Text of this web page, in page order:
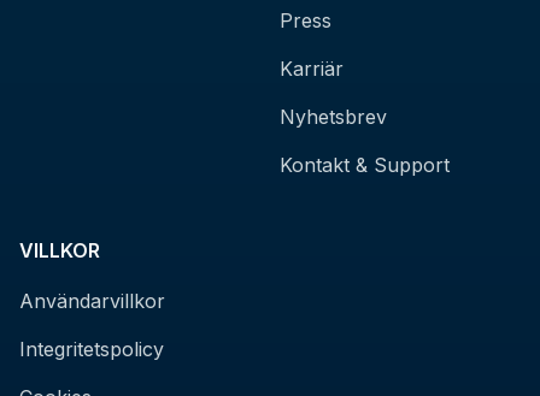
Press
Karriär
Nyhetsbrev
Kontakt & Support
VILLKOR
Användarvillkor
Integritetspolicy